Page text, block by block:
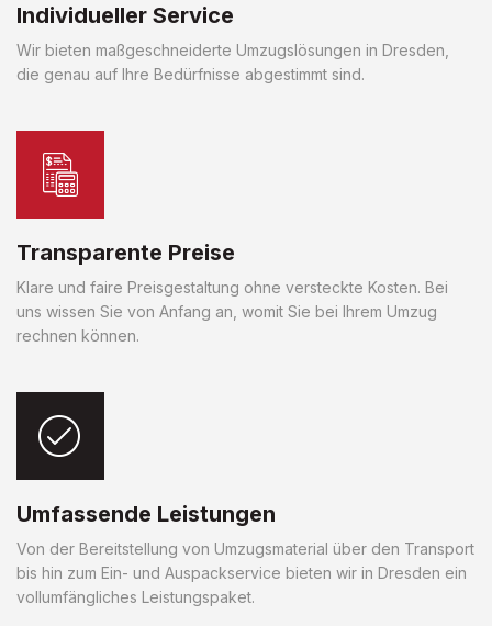
Individueller Service
Wir bieten maßgeschneiderte Umzugslösungen in Dresden,
die genau auf Ihre Bedürfnisse abgestimmt sind.
Transparente Preise
Klare und faire Preisgestaltung ohne versteckte Kosten. Bei
uns wissen Sie von Anfang an, womit Sie bei Ihrem Umzug
rechnen können.
Umfassende Leistungen
Von der Bereitstellung von Umzugsmaterial über den Transport
bis hin zum Ein- und Auspackservice bieten wir in Dresden ein
vollumfängliches Leistungspaket.